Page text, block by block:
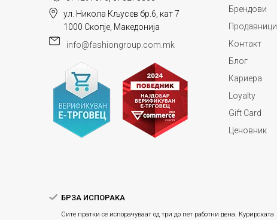
ул. Никола Кљусев бр.6, кат 7
1000 Скопје, Македонија
info@fashiongroup.com.mk
Брендови
Продавници
Контакт
Блог
Кариера
Loyalty
Gift Card
Ценовник
БРЗА ИСПОРАКА
Сите пратки се испорачуваат од три до пет работни дена. Курирската